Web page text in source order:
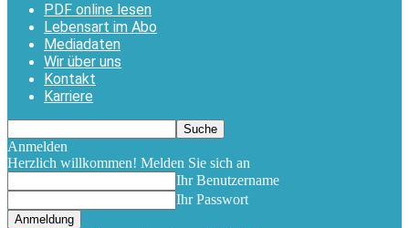
PDF online lesen
Lebensart im Abo
Mediadaten
Wir über uns
Kontakt
Karriere
Anmelden
Herzlich willkommen! Melden Sie sich an
Ihr Benutzername
Ihr Passwort